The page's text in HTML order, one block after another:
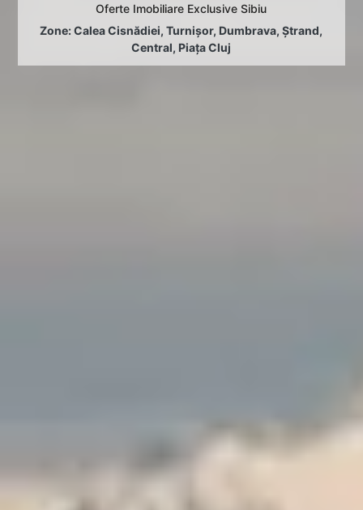
Oferte Imobiliare Exclusive Sibiu
Zone:Calea Cisnădiei,Turnișor, Dumbrava,Ștrand,
Central, Piața Cluj